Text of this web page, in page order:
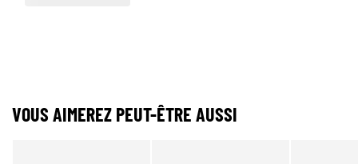
VOUS AIMEREZ PEUT-ÊTRE AUSSI